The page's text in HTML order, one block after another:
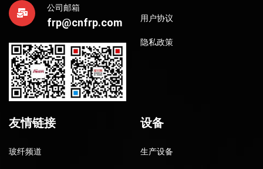
公司邮箱
frp@cnfrp.com 用户协议
隐私政策
友情链接
玻纤频道
设备
生产设备